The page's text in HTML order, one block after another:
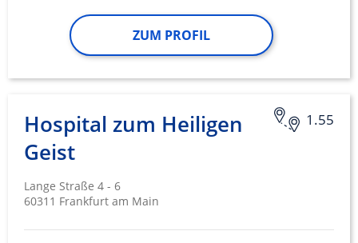
ZUM PROFIL
1.55
Hospital zum Heiligen
Geist
Lange Straße 4 - 6
60311 Frankfurt am Main